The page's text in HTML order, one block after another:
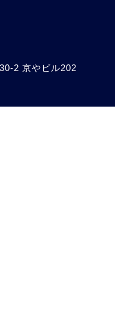
2 京やビル202